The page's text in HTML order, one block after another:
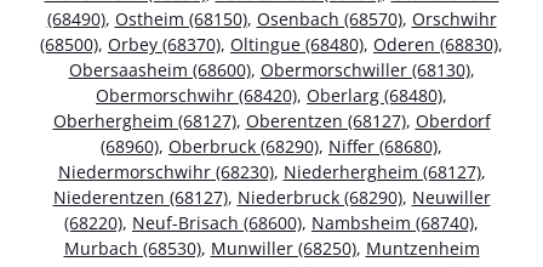
(68490), Ostheim (68150), Osenbach (68570), Orschwihr
(68500), Orbey (68370), Oltingue (68480), Oderen (68830),
Obersaasheim (68600), Obermorschwiller (68130),
Obermorschwihr (68420), Oberlarg (68480),
Oberhergheim (68127), Oberentzen (68127), Oberdorf
(68960), Oberbruck (68290), Niffer (68680),
Niedermorschwihr (68230), Niederhergheim (68127),
Niederentzen (68127), Niederbruck (68290), Neuwiller
(68220), Neuf-Brisach (68600), Nambsheim (68740),
Murbach (68530), Munwiller (68250), Muntzenheim